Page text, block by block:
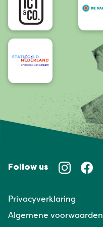
Follow us
Privacyverklaring
Algemene voorwaarden